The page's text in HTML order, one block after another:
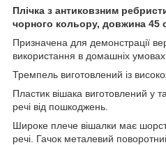
Плічка з антиковзним
чорного кольору, довжина 45
Призначена для демонстрації
використання в домашніх умовах.
Тремпель виготовлений із
Пластик вішака виготовлений у
речі від пошкоджень.
Широке плече вішалки має
речі. Гачок металевий